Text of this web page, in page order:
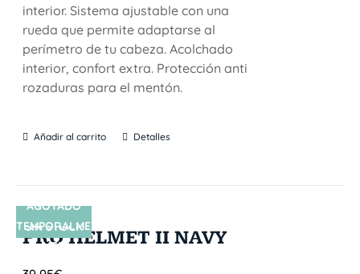
interior. Sistema ajustable con una
rueda que permite adaptarse al
perímetro de tu cabeza. Acolchado
interior, confort extra. Protección anti
rozaduras para el mentón.
Añadir al carrito Detalles
SIN STOCK
AGOTADO
TEMPORALME
NTE
PRO HELMET II NAVY